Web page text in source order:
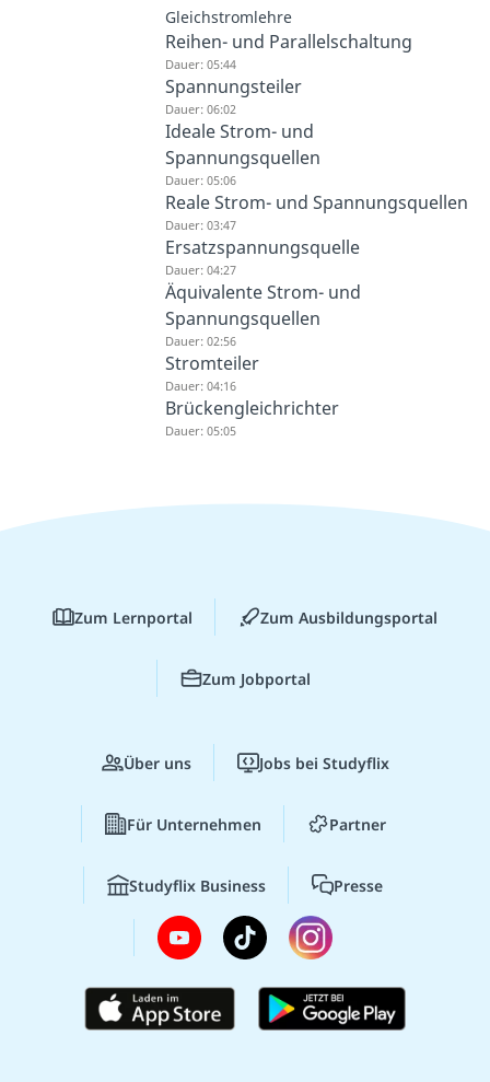
Gleichstromlehre
Reihen- und Parallelschaltung
Dauer: 05:44
Spannungsteiler
Dauer: 06:02
Ideale Strom- und
Spannungsquellen
Dauer: 05:06
Reale Strom- und Spannungsquellen
Dauer: 03:47
Ersatzspannungsquelle
Dauer: 04:27
Äquivalente Strom- und
Spannungsquellen
Dauer: 02:56
Stromteiler
Dauer: 04:16
Brückengleichrichter
Dauer: 05:05
Zum Lernportal Zum Ausbildungsportal
Zum Jobportal
Über uns Jobs bei Studyflix
Für Unternehmen Partner
Studyflix Business Presse